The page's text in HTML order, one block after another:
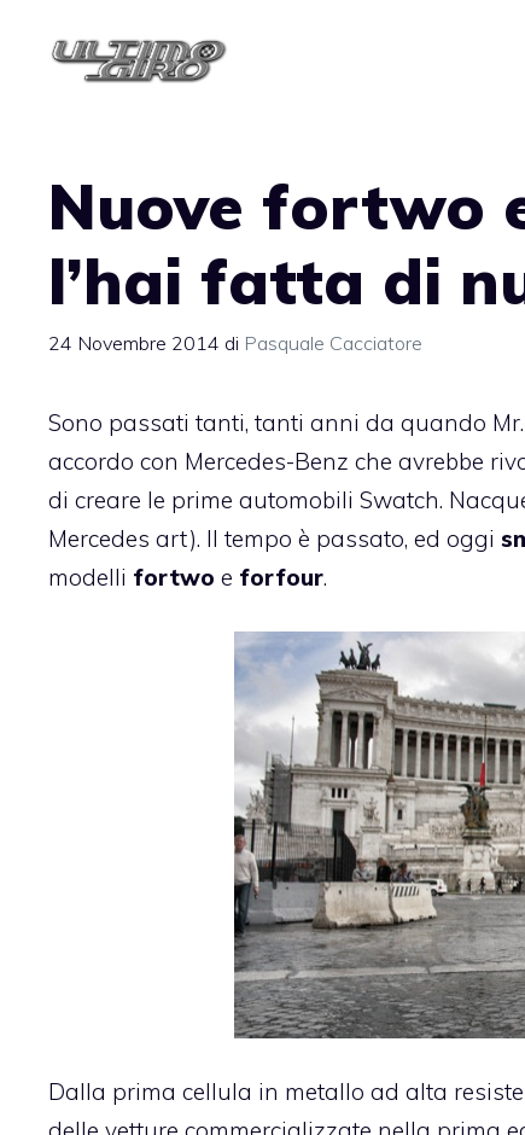
Nuove fortwo
l’hai fatta di
24 Novembre 2014 di Pasquale Cacciatore
Sono passati tanti, tanti anni da quando
accordo con Mercedes-Benz che avrebbe
di creare le prime automobili Swatch.
Mercedes art). Il tempo è passato, ed oggi
modelli fortwo e forfour.
Dalla prima cellula in metallo ad alta